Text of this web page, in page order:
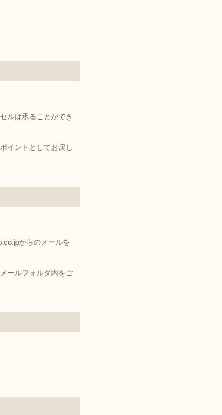
ルは承ることができ
イントとしてお戻し
からのメールを
ールフォルダ内をご